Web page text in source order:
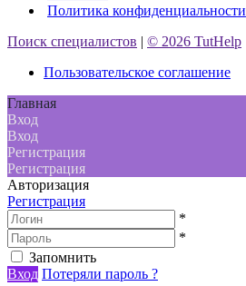
Политика конфиденциальности
Поиск специалистов | © 2026 TutHelp
Пользовательское соглашение
Главная
Вход
Вход
Регистрация
Регистрация
Авторизация
Регистрация
*
*
Запомнить
Вход Потеряли пароль ?